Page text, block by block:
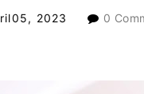
05, 2023 0